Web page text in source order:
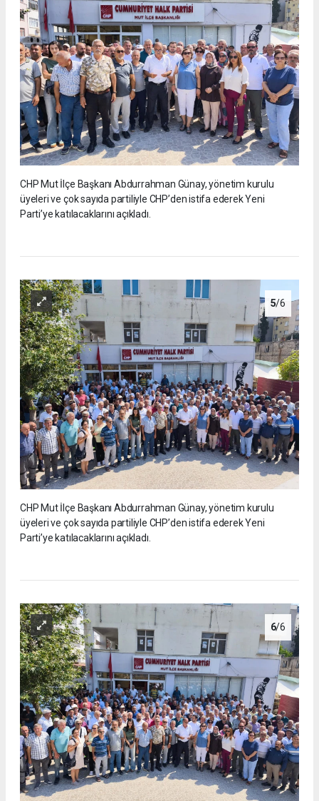
CHP Mut İlçe Başkanı Abdurrahman Günay, yönetim kurulu
üyeleri ve çok sayıda partiliyle CHP’den istifa ederek Yeni
Parti’ye katılacaklarını açıkladı.
5/6
CHP Mut İlçe Başkanı Abdurrahman Günay, yönetim kurulu
üyeleri ve çok sayıda partiliyle CHP’den istifa ederek Yeni
Parti’ye katılacaklarını açıkladı.
6/6